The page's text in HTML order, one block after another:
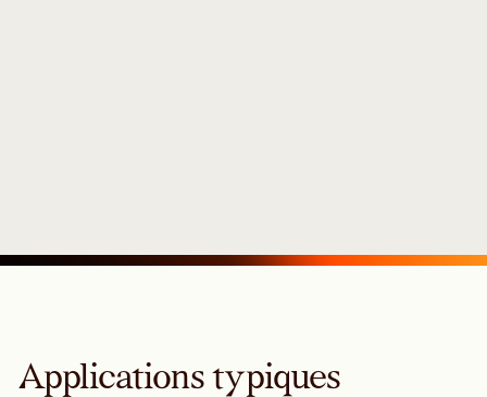
Applications typiques